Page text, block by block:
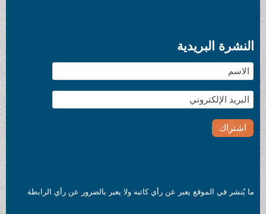
النشرة البريدية
ما يُنشر في الموقع يعبر عن رأي كاتبه ولا يعبر بالضرور عن رأي الرابطة